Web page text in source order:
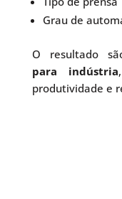
Grau de
O resultado
para indústria
produtividade e